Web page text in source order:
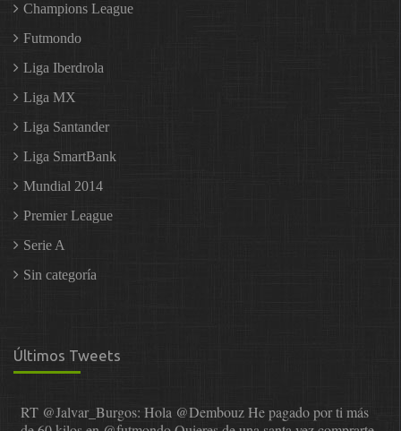
Champions League
Futmondo
Liga Iberdrola
Liga MX
Liga Santander
Liga SmartBank
Mundial 2014
Premier League
Serie A
Sin categoría
Últimos Tweets
RT @Jalvar_Burgos: Hola @DembouzHe pagado por ti más